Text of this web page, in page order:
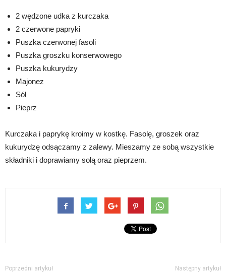
2 wędzone udka z kurczaka
2 czerwone papryki
Puszka czerwonej fasoli
Puszka groszku konserwowego
Puszka kukurydzy
Majonez
Sól
Pieprz
Kurczaka i paprykę kroimy w kostkę. Fasolę, groszek oraz
kukurydzę odsączamy z zalewy. Mieszamy ze sobą wszystkie
składniki i doprawiamy solą oraz pieprzem.
Poprzedni artykuł Następny artykuł